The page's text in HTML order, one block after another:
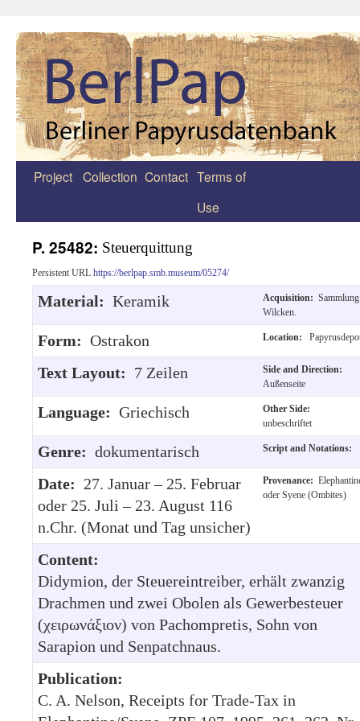
Zum
Project Collection Contact Terms of
Use
P. 25482: Steuerquittung
Persistent URL https://berlpap.smb.museum/05274/
Material: Keramik Acquisition: Sammlung
Wilcken.
Form: Ostrakon Location:
Text Layout: 7 Zeilen
Side and Direction:
Außenseite
Language: Griechisch
Other Side:
unbeschriftet
Genre: dokumentarisch Script and Notations:
Date: 27. Januar – 25. Februar
oder 25. Juli – 23. August 116
n.Chr. (Monat und Tag unsicher)
Provenance:
oder Syene (Ombites)
Content:
Didymion, der Steuereintreiber, erhält zwanzig
Drachmen und zwei Obolen als Gewerbesteuer
(χειρωνάξιον) von Pachompretis, Sohn von
Sarapion und Senpatchnaus.
Publication:
C. A. Nelson, Receipts for Trade-Tax in